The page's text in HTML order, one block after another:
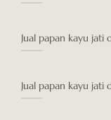
Jual papan kayu jati
Jual papan kayu jati